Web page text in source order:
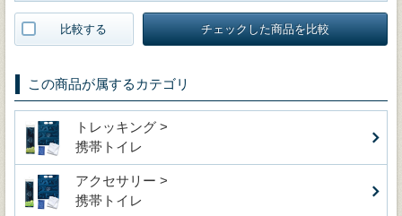
比較する チェックした商品を比較
この商品が属するカテゴリ
トレッキング >
携帯トイレ
アクセサリー >
携帯トイレ